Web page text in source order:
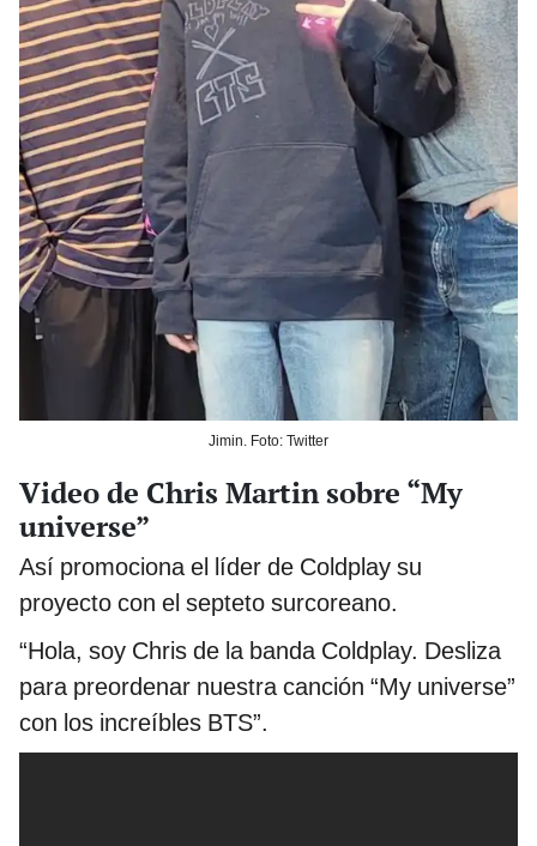
Jimin. Foto: Twitter
Video de Chris Martin sobre “My
universe”
Así promociona el líder de Coldplay su
proyecto con el septeto surcoreano.
“Hola, soy Chris de la banda Coldplay. Desliza
para preordenar nuestra canción “My universe”
con los increíbles BTS”.